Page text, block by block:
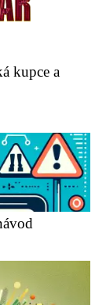
kupce a